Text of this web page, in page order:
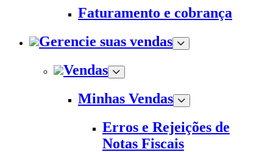
Faturamento e cobrança
Gerencie suas vendas
Vendas
Minhas Vendas
Erros e Rejeições de
Notas Fiscais